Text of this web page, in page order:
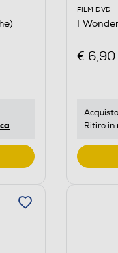
FILM DVD
I
€ 6,90
Ritiro in